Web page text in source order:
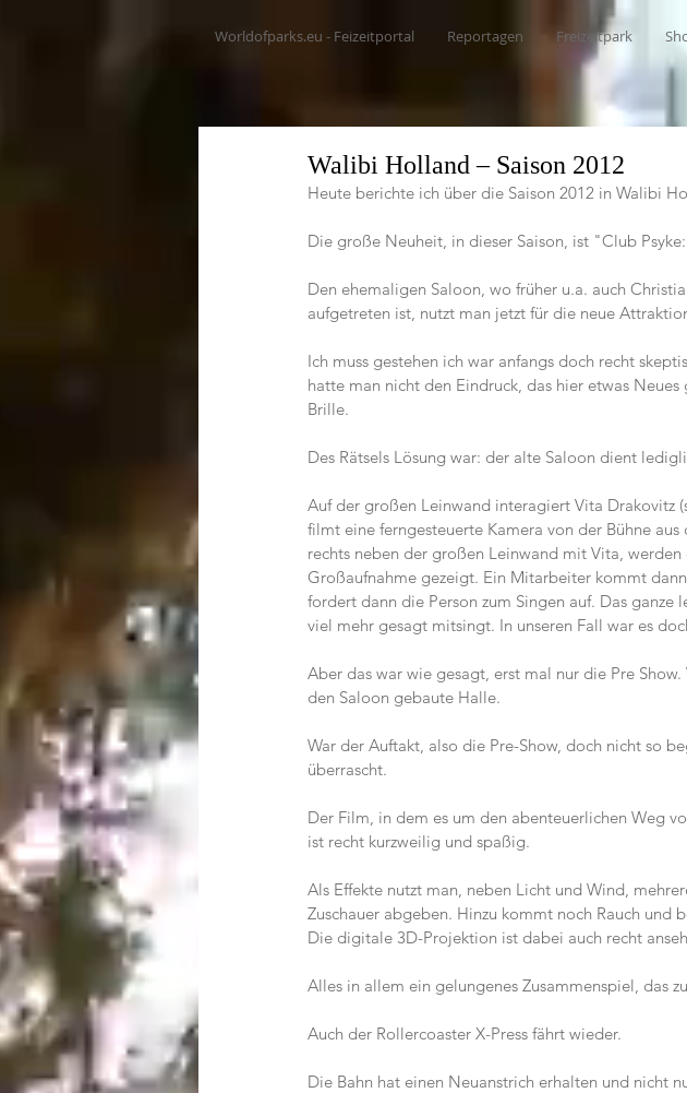
Worldofparks.eu - Feizeitportal Reportagen Freizeitpark
Walibi Holland – Saison 2012
Heute berichte ich über die Saison 2012 in Walibi
Die große Neuheit, in dieser Saison, ist "Club
Den ehemaligen Saloon, wo früher u.a. auch
aufgetreten ist, nutzt man jetzt für die neue
Ich muss gestehen ich war anfangs doch recht
hatte man nicht den Eindruck, das hier etwas
Brille.
Des Rätsels Lösung war: der alte Saloon dient
Auf der großen Leinwand interagiert Vita Drakovitz
filmt eine ferngesteuerte Kamera von der Bühne
rechts neben der großen Leinwand mit Vita,
Großaufnahme gezeigt. Ein Mitarbeiter kommt
fordert dann die Person zum Singen auf. Das
viel mehr gesagt mitsingt. In unseren Fall war es
Aber das war wie gesagt, erst mal nur die Pre
den Saloon gebaute Halle.
War der Auftakt, also die Pre-Show, doch nicht so
überrascht.
Der Film, in dem es um den abenteuerlichen Weg
ist recht kurzweilig und spaßig.
Als Effekte nutzt man, neben Licht und Wind,
Zuschauer abgeben. Hinzu kommt noch Rauch und
Die digitale 3D-Projektion ist dabei auch recht
Alles in allem ein gelungenes Zusammenspiel, das
Auch der Rollercoaster X-Press fährt wieder.
Die Bahn hat einen Neuanstrich erhalten und nicht